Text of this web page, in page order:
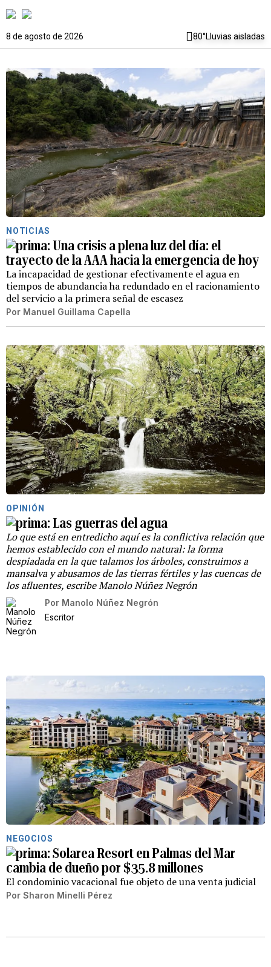
8 de agosto de 2026 80°Lluvias aisladas
NOTICIAS
Una crisis a plena luz del día: el
trayecto de la AAA hacia la emergencia de hoy
La incapacidad de gestionar efectivamente el agua en
tiempos de abundancia ha redundado en el racionamiento
del servicio a la primera señal de escasez
Por Manuel Guillama Capella
OPINIÓN
Las guerras del agua
Lo que está en entredicho aquí es la conflictiva relación que
hemos establecido con el mundo natural: la forma
despiadada en la que talamos los árboles, construimos a
mansalva y abusamos de las tierras fértiles y las cuencas de
los afluentes, escribe Manolo Núñez Negrón
Por Manolo Núñez Negrón
Escritor
NEGOCIOS
Solarea Resort en Palmas del Mar
cambia de dueño por $35.8 millones
El condominio vacacional fue objeto de una venta judicial
Por Sharon Minelli Pérez